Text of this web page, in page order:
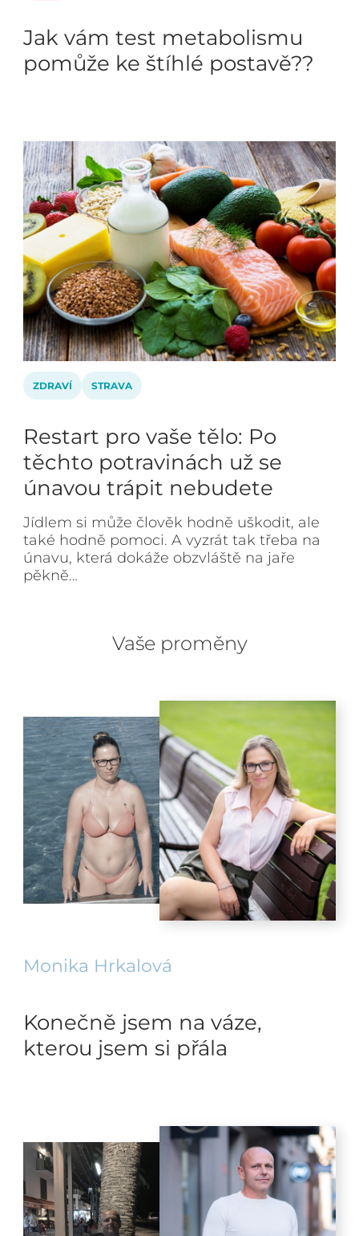
Jak vám test metabolismu
pomůže ke štíhlé postavě??
ZDRAVÍ STRAVA
Restart pro vaše tělo: Po
těchto potravinách už se
únavou trápit nebudete
Jídlem si může člověk hodně uškodit, ale
také hodně pomoci. A vyzrát tak třeba na
únavu, která dokáže obzvláště na jaře
pěkně…
Vaše proměny
Monika Hrkalová
Konečně jsem na váze,
kterou jsem si přála